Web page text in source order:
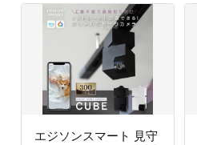
エジソンスマート 見守